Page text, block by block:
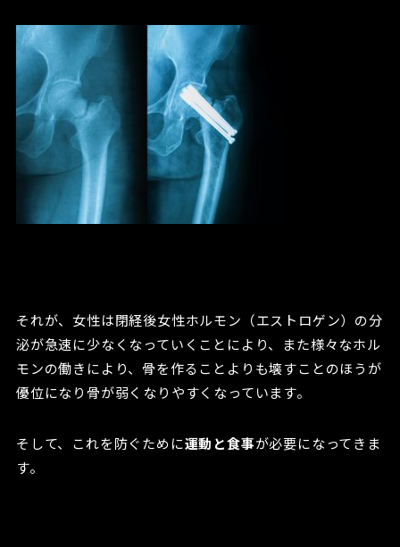
それが、女性は閉経後女性ホルモン（エストロゲン）の分
泌が急速に少なくなっていくことにより、また様々なホル
モンの働きにより、骨を作ることよりも壊すことのほうが
優位になり骨が弱くなりやすくなっています。
そして、これを防ぐために運動と食事が必要になってきま
す。